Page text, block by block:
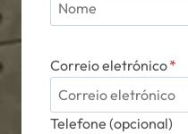
Correio eletrónico*
Telefone (opcional)